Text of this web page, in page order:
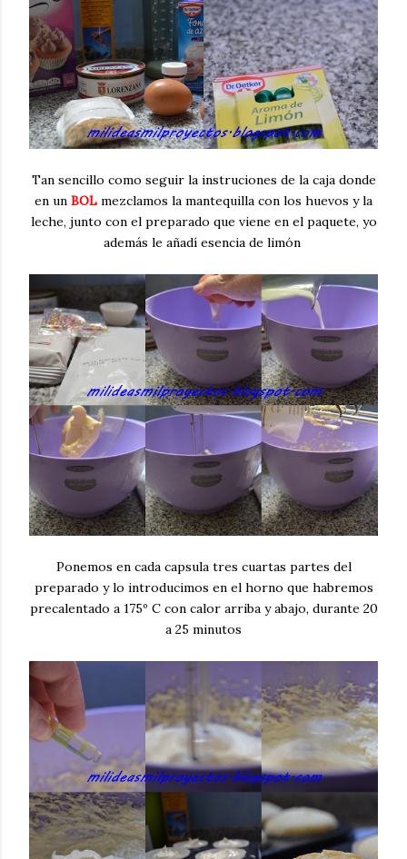
Tan sencillo como seguir la instruciones de la caja donde
en un BOL mezclamos la mantequilla con los huevos y la
leche, junto con el preparado que viene en el paquete, yo
además le añadí esencia de limón
Ponemos en cada capsula tres cuartas partes del
preparado y lo introducimos en el horno que habremos
precalentado a 175º C con calor arriba y abajo, durante 20
a 25 minutos